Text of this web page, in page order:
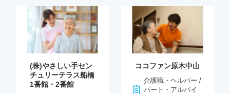
(株)やさしい手セン
チュリーテラス船橋
1番館・2番館
ココファン原木中山
介護職・ヘルパー /
パート・アルバイ